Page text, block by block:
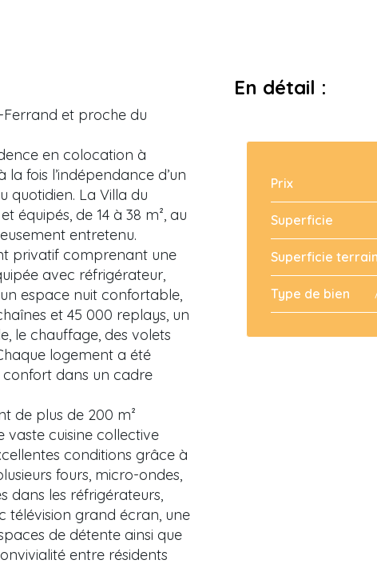
Ferrand et proche du
en colocation à
fois l’indépendance d’un
quotidien. La Villa du
équipés, de 14 à 38 m², au
entretenu.
privatif comprenant une
avec réfrigérateur,
espace nuit confortable,
et 45 000 replays, un
le chauffage, des volets
logement a été
dans un cadre
de plus de 200 m²
vaste cuisine collective
conditions grâce à
fours, micro-ondes,
dans les réfrigérateurs,
télévision grand écran, une
de détente ainsi que
entre résidents
En détail :
Prix
Superficie
Superficie
Type de bien